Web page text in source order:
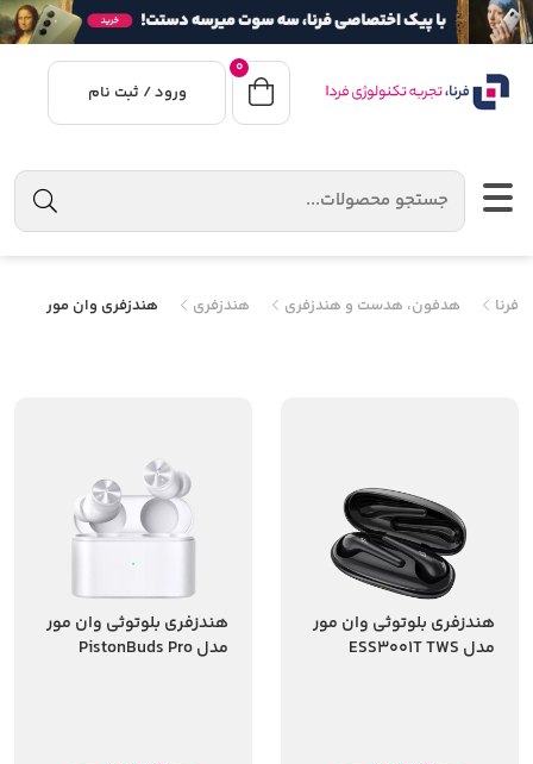
0
ورود / ثبت نام
فرنا هدفون، هدست و هندزفری هندزفری هندزفری وان مور
هندزفری بلوتوثی وان مور
مدل ESS3001T TWS
هندزفری بلوتوثی وان مور
مدل PistonBuds Pro